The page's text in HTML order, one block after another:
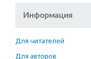
Информация
Для читателей
Для авторов